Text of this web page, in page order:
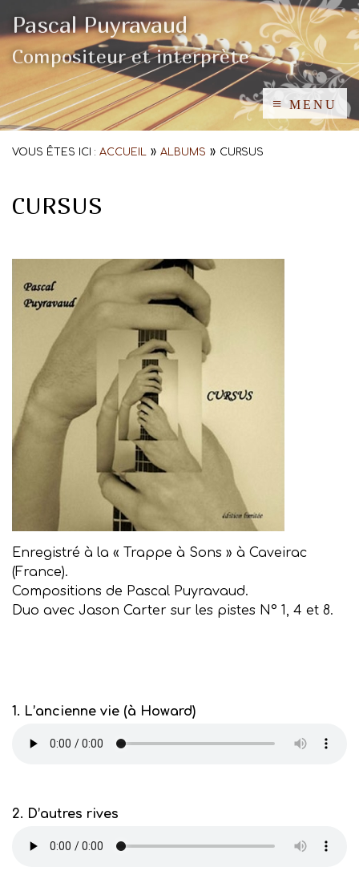
Pascal Puyravaud
Compositeur et interprète
≡ MENU
VOUS ÊTES ICI : ACCUEIL » ALBUMS » CURSUS
CURSUS
Enregistré à la « Trappe à Sons » à Caveirac
(France).
Compositions de Pascal Puyravaud.
Duo avec Jason Carter sur les pistes N° 1, 4 et 8.
1. L’ancienne vie (à Howard)
2. D’autres rives